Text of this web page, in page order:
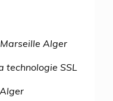
Alger
technologie SSL